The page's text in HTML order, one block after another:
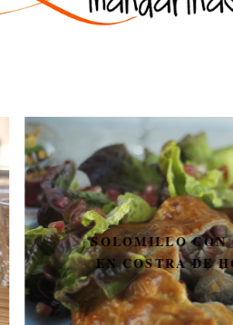
SOLOMILLO CON
EN COSTRA DE